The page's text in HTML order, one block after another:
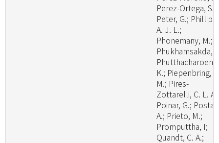
Perez-Ortega, S.;
Peter, G.; Phillips,
A. J. L.;
Phonemany, M.;
Phukhamsakda,
Phutthacharoen,
K.; Piepenbring,
M.; Pires-
Zottarelli, C. L. A.;
Poinar, G.; Posta,
A.; Prieto, M.;
Promputtha, I;
Quandt, C. A.;